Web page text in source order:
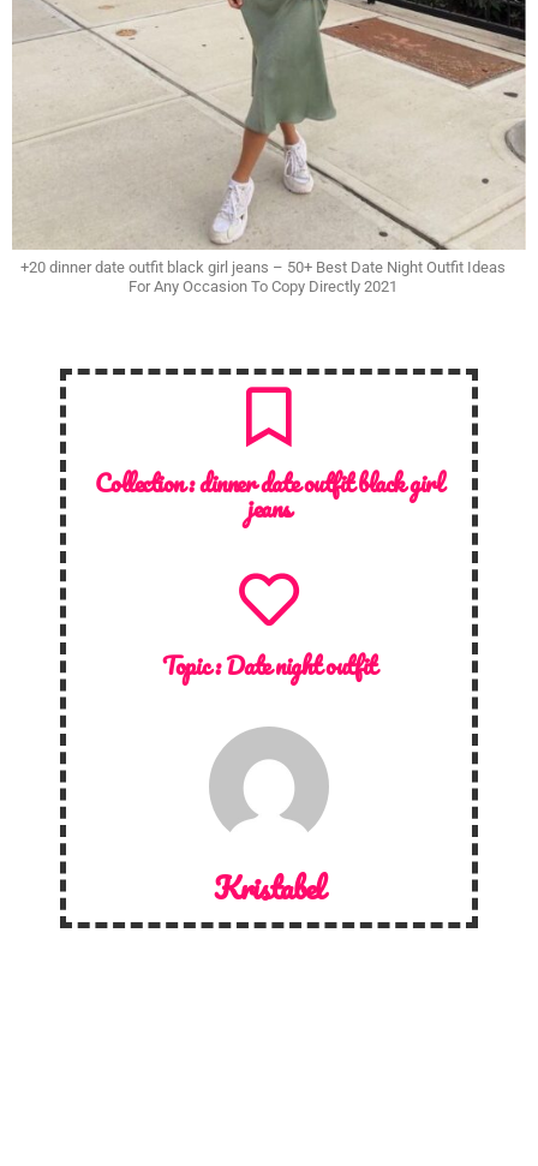
+20 dinner date outfit black girl jeans – 50+ Best Date Night Outfit Ideas
For Any Occasion To Copy Directly 2021
Collection :dinner date outfit black girl
jeans
Topic :Date night outfit
Kristabel